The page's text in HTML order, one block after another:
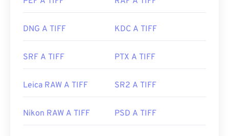
DNG A TIFF KDC A TIFF
SRF A TIFF PTX A TIFF
Leica RAW A TIFF SR2 A TIFF
Nikon RAW A TIFF PSD A TIFF